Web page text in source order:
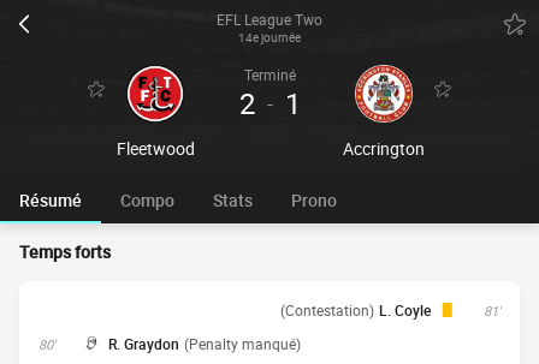
EFL League Two
14e journée
Fleetwood
Terminé
2 - 1
Accrington
Résumé Compo Stats Prono
Temps forts
81'
L. Coyle
(Contestation)
80' R. Graydon (Penalty manqué)